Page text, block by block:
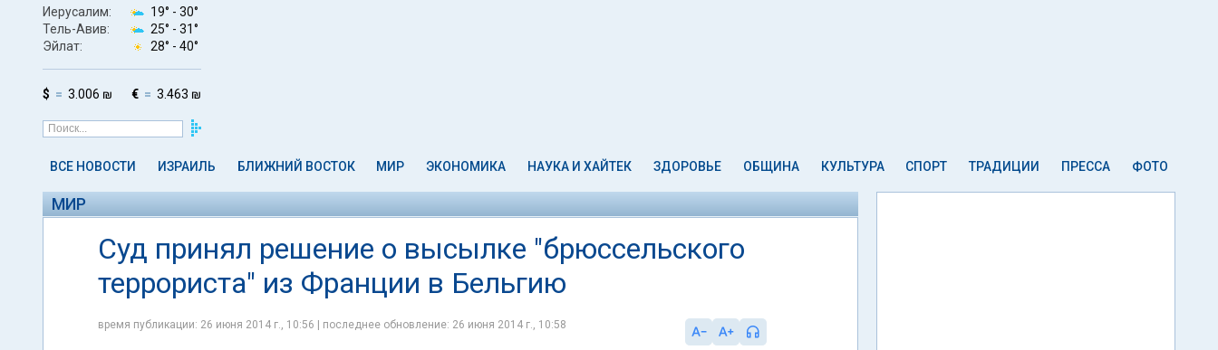
Иерусалим: 19° - 30°
Тель-Авив:
25° - 31°
Эйлат:
28° - 40°
$ 3.006 ₪ € 3.463 ₪
ВСЕ НОВОСТИ ИЗРАИЛЬ БЛИЖНИЙ ВОСТОК МИР ЭКОНОМИКА НАУКА И ХАЙТЕК ЗДОРОВЬЕ ОБЩИНА КУЛЬТУРА СПОРТ ТРАДИЦИИ ПРЕССА ФОТО
МИР
Суд принял решение о высылке "брюссельского
террориста" из Франции в Бельгию
время публикации: 26 июня 2014 г., 10:56 | последнее обновление: 26 июня 2014 г., 10:58